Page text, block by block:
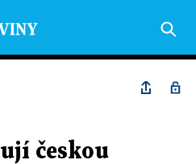
českou